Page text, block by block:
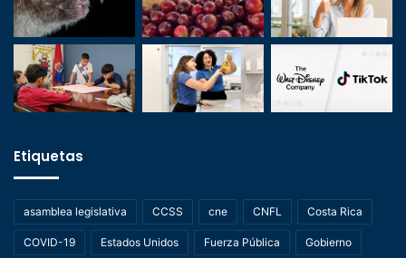
Etiquetas
asamblea legislativa CCSS cne CNFL Costa Rica
COVID-19 Estados Unidos Fuerza Pública Gobierno